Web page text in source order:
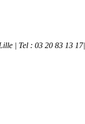
| Tel : 03 20 83 13 17|